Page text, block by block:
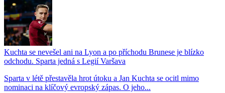
Kuchta se nevešel ani na Lyon a po příchodu Brunese je blízko
odchodu. Sparta jedná s Legií Varšava
Sparta v létě přestavěla hrot útoku a Jan Kuchta se ocitl mimo
nominaci na klíčový evropský zápas. O jeho...